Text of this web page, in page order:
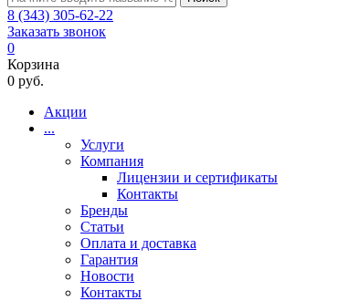
8 (343) 305-62-22
Заказать звонок
0
Корзина
0 руб.
Акции
...
Услуги
Компания
Лицензии и сертификаты
Контакты
Бренды
Статьи
Оплата и доставка
Гарантия
Новости
Контакты